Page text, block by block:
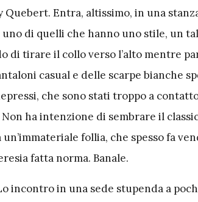
Entra, altissimo, in una
di quelli che hanno uno stile, un
di tirare il collo verso l’alto mentre
casual e delle scarpe bianche
che sono stati troppo a
ha intenzione di sembrare il
follia, che spesso fa
fatta norma. Banale.
incontro in una sede stupenda a